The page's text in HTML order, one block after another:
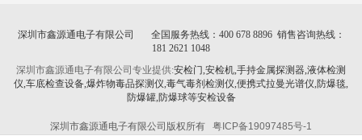
深圳市鑫源通电子有限公司 全国服务热线：400 678 8896 销售咨询热线：
181 2621 1048
深圳市鑫源通电子有限公司专业提供:安检门,安检机,手持金属探测器,液体检测
仪,车底检查设备,爆炸物毒品探测仪,毒气毒剂检测仪,便携式拉曼光谱仪,防爆毯,
防爆罐,防爆球等安检设备
深圳市鑫源通电子有限公司版权所有 粤ICP备19097485号-1